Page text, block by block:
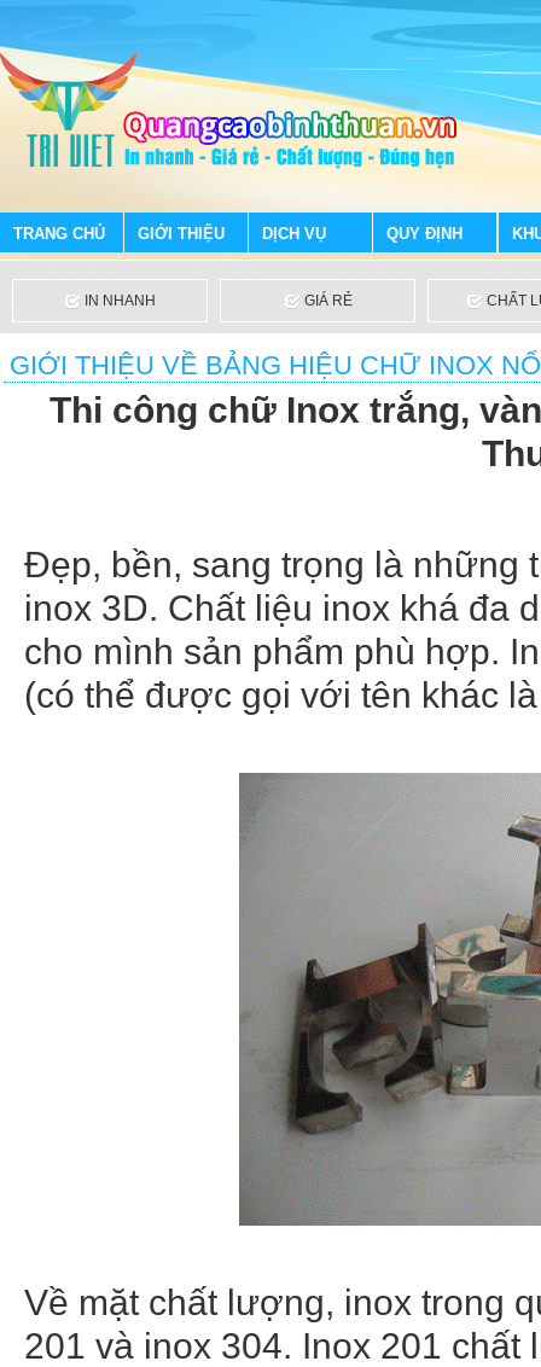
TRANG CHỦ GIỚI THIỆU DỊCH VỤ QUY ĐỊNH
IN NHANH GIÁ RẺ CHẤT
GIỚI THIỆU VỀ BẢNG HIỆU CHỮ INOX
Thi công chữ Inox trắng,
Đẹp, bền, sang trọng là những
inox 3D. Chất liệu inox khá đa
cho mình sản phẩm phù hợp.
(có thể được gọi với tên khác
Về mặt chất lượng, inox trong
201 và inox 304. Inox 201